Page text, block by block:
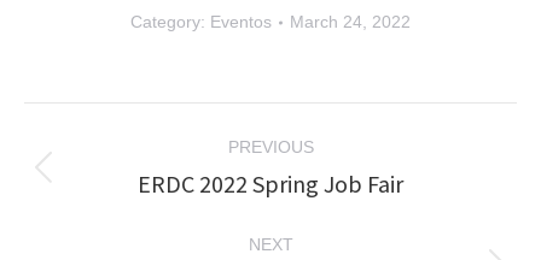
Category: Eventos March 24, 2022
navigation
PREVIOUS
Previous
ERDC 2022 Spring Job Fair
NEXT